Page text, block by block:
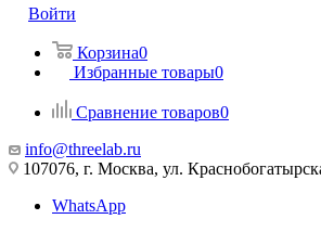
Войти
Корзина0
Избранные товары0
Сравнение товаров0
info@threelab.ru
107076, г. Москва, ул.
WhatsApp